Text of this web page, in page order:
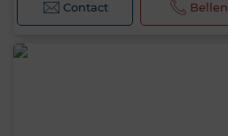
Contact Bellen